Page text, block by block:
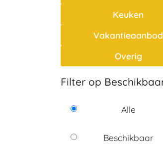
Keuken
Vakantieaanbod
Overig
Filter op
Alle
Beschikbaar